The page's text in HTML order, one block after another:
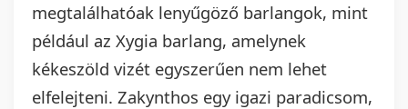
megtalálhatóak lenyűgöző barlangok, mint
például az Xygia barlang, amelynek
kékeszöld vizét egyszerűen nem lehet
elfelejteni. Zakynthos egy igazi paradicsom,